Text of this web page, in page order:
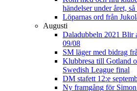
händelser under året,
Löparnas ord från
Augusti
Daladubbeln 2021
09/08
SM läger med bidrag
Klubbresa till Gotland
Swedish League final
DM stafett 12:e
Ny framgång för